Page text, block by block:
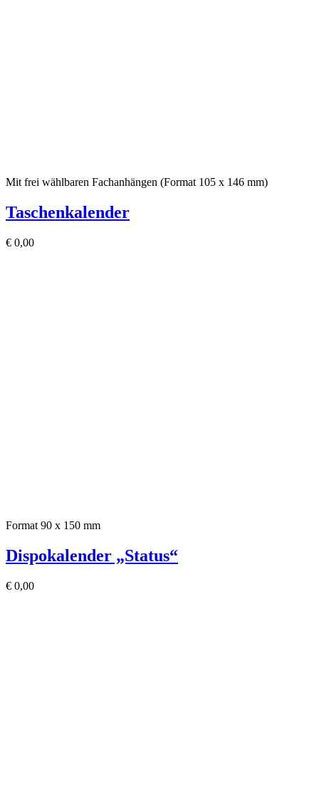
Mit frei wählbaren Fachanhängen (Format 105 x 146 mm)
Taschenkalender
€ 0,00
Format 90 x 150 mm
Dispokalender „Status“
€ 0,00